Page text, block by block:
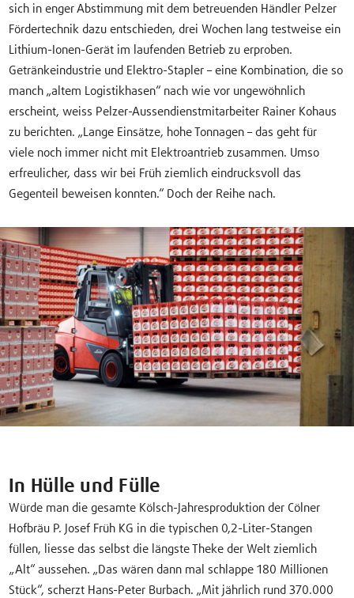
sich in enger Abstimmung mit dem betreuenden Händler Pelzer
Fördertechnik dazu entschieden, drei Wochen lang testweise ein
Lithium-Ionen-Gerät im laufenden Betrieb zu erproben.
Getränkeindustrie und Elektro-Stapler – eine Kombination, die so
manch „altem Logistikhasen“ nach wie vor ungewöhnlich
erscheint, weiss Pelzer-Aussendienstmitarbeiter Rainer Kohaus
zu berichten. „Lange Einsätze, hohe Tonnagen – das geht für
viele noch immer nicht mit Elektroantrieb zusammen. Umso
erfreulicher, dass wir bei Früh ziemlich eindrucksvoll das
Gegenteil beweisen konnten.“ Doch der Reihe nach.
In Hülle und Fülle
Würde man die gesamte Kölsch-Jahresproduktion der Cölner
Hofbräu P. Josef Früh KG in die typischen 0,2-Liter-Stangen
füllen, liesse das selbst die längste Theke der Welt ziemlich
„Alt“ aussehen. „Das wären dann mal schlappe 180 Millionen
Stück“, scherzt Hans-Peter Burbach. „Mit jährlich rund 370.000